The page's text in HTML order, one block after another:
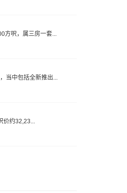
方呎，属三房一套...
当中包括全新推出...
价约32,23...